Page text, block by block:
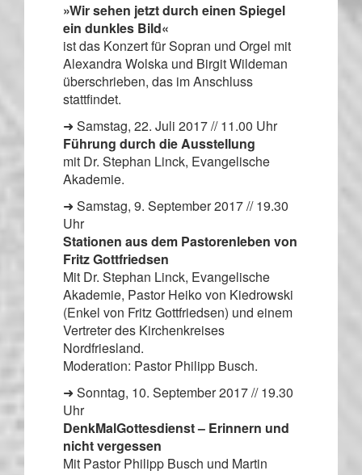
»Wir sehen jetzt durch einen Spiegel
ein dunkles Bild«
ist das Konzert für Sopran und Orgel mit
Alexandra Wolska und Birgit Wildeman
überschrieben, das im Anschluss
stattfindet.
➜ Samstag, 22. Juli 2017 // 11.00 Uhr
Führung durch die Ausstellung
mit Dr. Stephan Linck, Evangelische
Akademie.
➜ Samstag, 9. September 2017 // 19.30
Uhr
Stationen aus dem Pastorenleben von
Fritz Gottfriedsen
Mit Dr. Stephan Linck, Evangelische
Akademie, Pastor Heiko von Kiedrowski
(Enkel von Fritz Gottfriedsen) und einem
Vertreter des Kirchenkreises
Nordfriesland.
Moderation: Pastor Philipp Busch.
➜ Sonntag, 10. September 2017 // 19.30
Uhr
DenkMalGottesdienst – Erinnern und
nicht vergessen
Mit Pastor Philipp Busch und Martin